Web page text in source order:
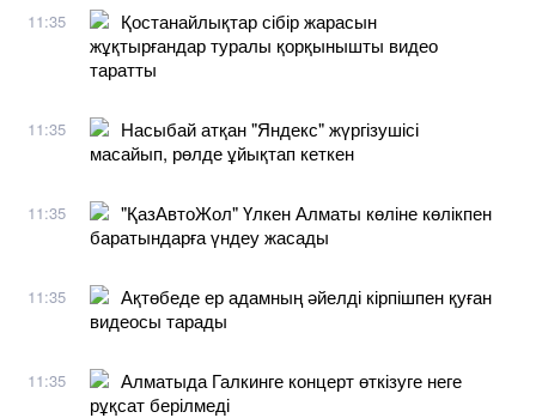
11:35
Қостанайлықтар сібір жарасын
жұқтырғандар туралы қорқынышты видео
таратты
11:35
Насыбай атқан "Яндекс" жүргізушісі
масайып, рөлде ұйықтап кеткен
11:35
"ҚазАвтоЖол" Үлкен Алматы көліне көлікпен
баратындарға үндеу жасады
11:35
Ақтөбеде ер адамның әйелді кірпішпен қуған
видеосы тарады
11:35
Алматыда Галкинге концерт өткізуге неге
рұқсат берілмеді